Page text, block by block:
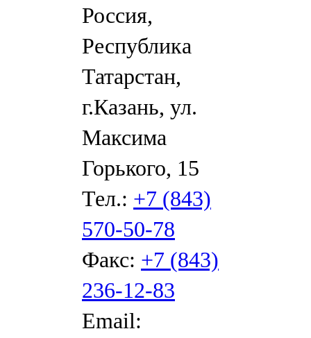
Россия,
Республика
Татарстан,
г.Казань, ул.
Максима
Горького, 15
Тел.: +7 (843)
570-50-78
Факс: +7 (843)
236-12-83
Email: